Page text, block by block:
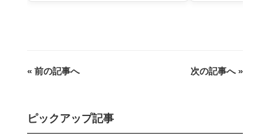
« 前の記事へ 次の記事へ »
ピックアップ記事